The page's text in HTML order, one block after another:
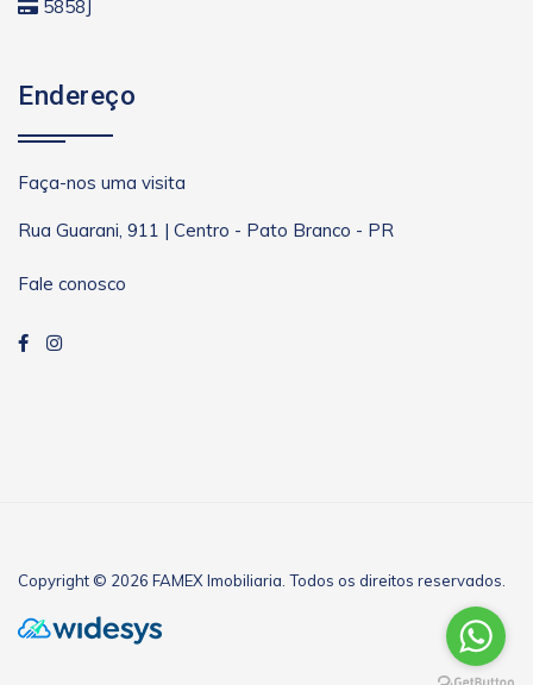
5858J
Endereço
Faça-nos uma visita
Rua Guarani, 911 | Centro - Pato Branco - PR
Fale conosco
Copyright © 2026 FAMEX Imobiliaria. Todos os direitos reservados.